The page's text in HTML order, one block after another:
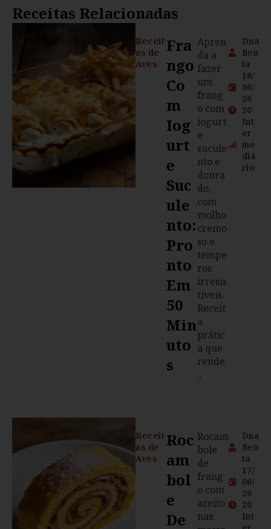
Receitas Relacionadas
Receit
as de
Aves
Fra
Ngo
Co
M
Iog
Urt
E
Suc
Ule
Nto:
Pro
Nto
Em
50
Min
Uto
S
Apren
da a
fazer
um
frang
o com
iogurt
e
sucule
nto e
doura
do,
com
molho
cremo
so e
tempe
ros
irresis
tíveis.
Receit
a
prátic
a que
rende.
..
Dna
Ben
ta
18/
06/
26
20
Int
er
me
diá
rio
Receit
as de
Aves
Roc
Am
Bol
E
De
Rocam
bole
de
frang
o com
azeito
nas:
Dna
Ben
ta
17/
06/
26
20
Int